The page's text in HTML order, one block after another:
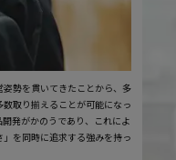
勢を貫いてきたことから、多
取り揃えることが可能になっ
発がかのうであり、これによ
を同時に追求する強みを持っ